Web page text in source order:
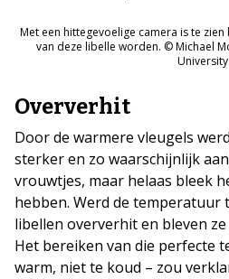
Met een hittegevoelige camera is te
van deze libelle worden. © Michael
University
Oververhit
Door de warmere vleugels
sterker en zo waarschijnlijk
vrouwtjes, maar helaas bleek
hebben. Werd de temperatuur
libellen oververhit en bleven
Het bereiken van die perfecte
warm, niet te koud – zou